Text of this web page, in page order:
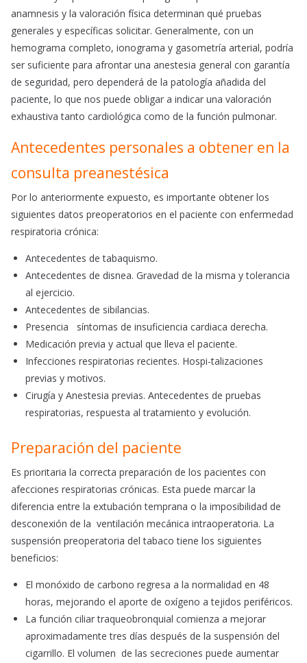
anamnesis y la valoración física determinan qué pruebas
generales y específicas solicitar. Generalmente, con un
hemograma completo, ionograma y gasometría arterial, podría
ser suficiente para afrontar una anestesia general con garantía
de seguridad, pero dependerá de la patología añadida del
paciente, lo que nos puede obligar a indicar una valoración
exhaustiva tanto cardiológica como de la función pulmonar.
Antecedentes personales a obtener en la
consulta preanestésica
Por lo anteriormente expuesto, es importante obtener los
siguientes datos preoperatorios en el paciente con enfermedad
respiratoria crónica:
Antecedentes de tabaquismo.
Antecedentes de disnea. Gravedad de la misma y tolerancia
al ejercicio.
Antecedentes de sibilancias.
Presencia síntomas de insuficiencia cardiaca derecha.
Medicación previa y actual que lleva el paciente.
Infecciones respiratorias recientes. Hospi-talizaciones
previas y motivos.
Cirugía y Anestesia previas. Antecedentes de pruebas
respiratorias, respuesta al tratamiento y evolución.
Preparación del paciente
Es prioritaria la correcta preparación de los pacientes con
afecciones respiratorias crónicas. Esta puede marcar la
diferencia entre la extubación temprana o la imposibilidad de
desconexión de la ventilación mecánica intraoperatoria. La
suspensión preoperatoria del tabaco tiene los siguientes
beneficios:
El monóxido de carbono regresa a la normalidad en 48
horas, mejorando el aporte de oxígeno a tejidos periféricos.
La función ciliar traqueobronquial comienza a mejorar
aproximadamente tres días después de la suspensión del
cigarrillo. El volumen de las secreciones puede aumentar